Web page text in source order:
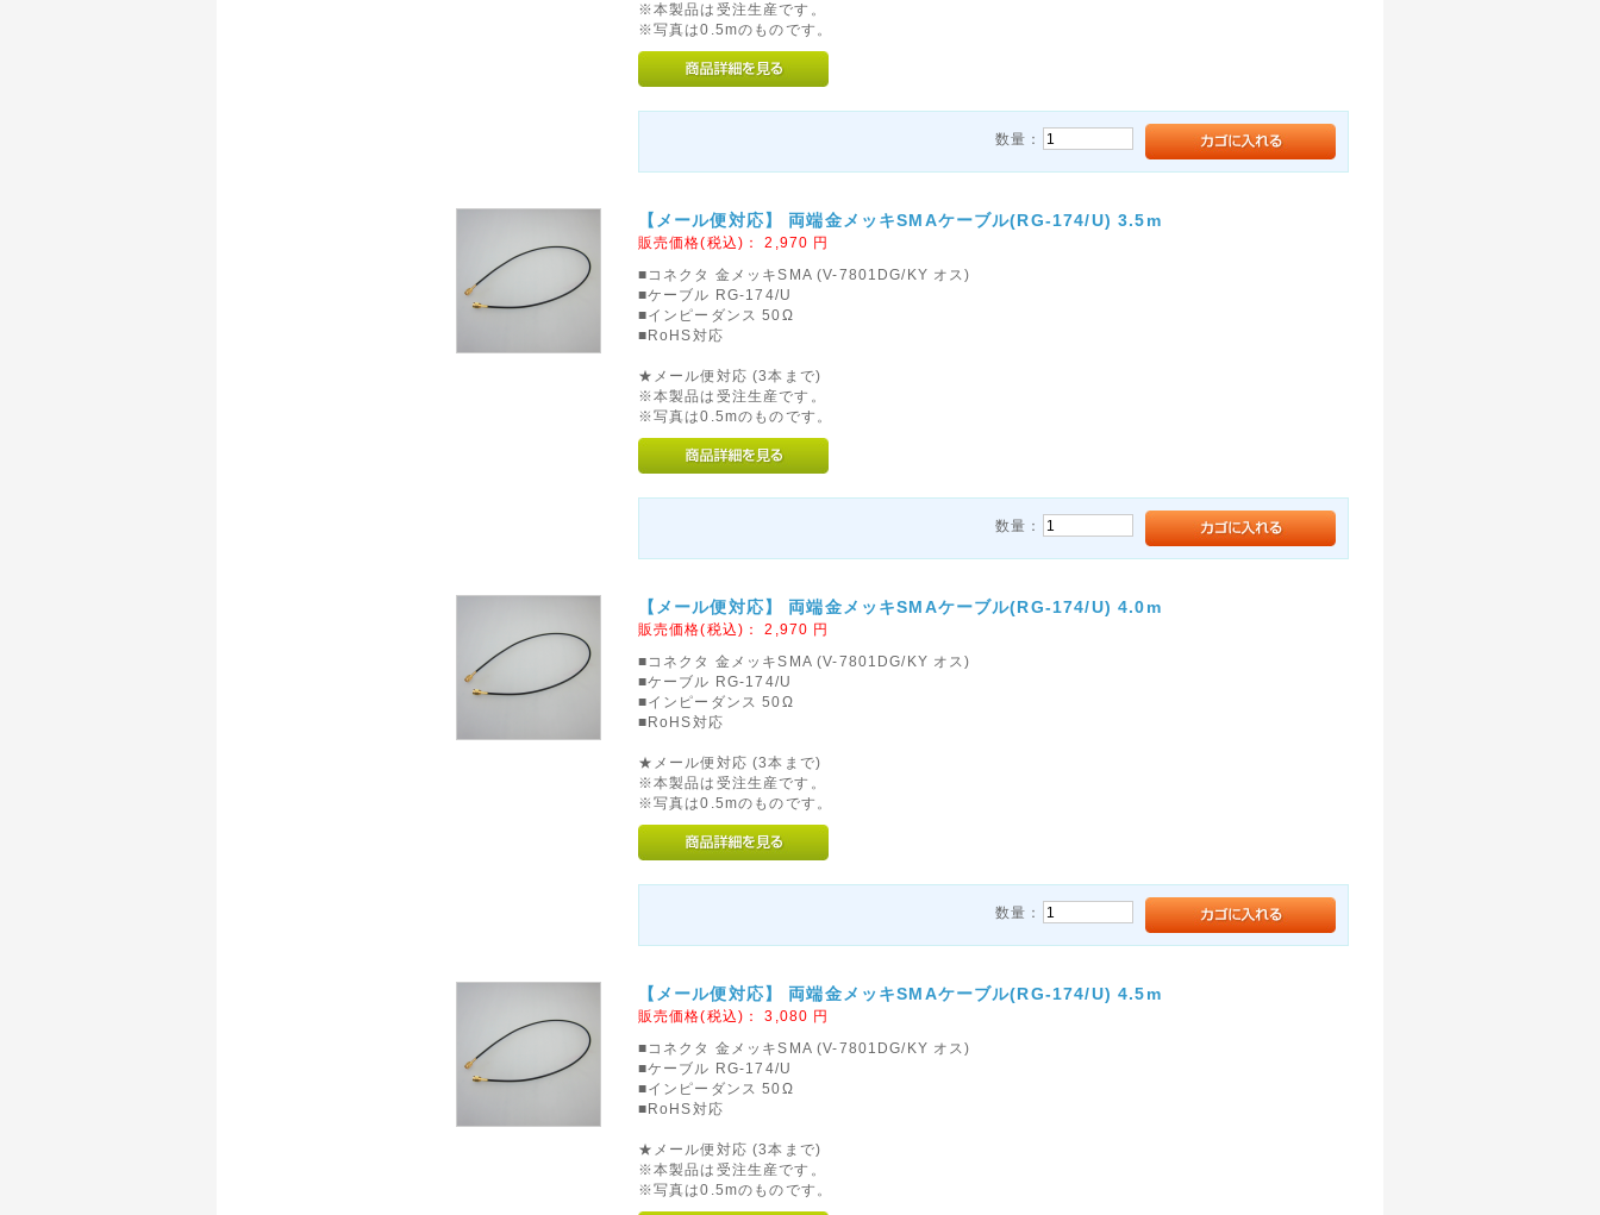
※本製品は受注生産です。
※写真は0.5mのものです。
数量：
【メール便対応】 両端金メッキSMAケーブル(RG-174/U) 3.5m
販売価格(税込)：2,970 円
■コネクタ 金メッキSMA (V-7801DG/KY オス)
■ケーブル RG-174/U
■インピーダンス 50Ω
■RoHS対応
★メール便対応 (3本まで)
※本製品は受注生産です。
※写真は0.5mのものです。
数量：
【メール便対応】 両端金メッキSMAケーブル(RG-174/U) 4.0m
販売価格(税込)：2,970 円
■コネクタ 金メッキSMA (V-7801DG/KY オス)
■ケーブル RG-174/U
■インピーダンス 50Ω
■RoHS対応
★メール便対応 (3本まで)
※本製品は受注生産です。
※写真は0.5mのものです。
数量：
【メール便対応】 両端金メッキSMAケーブル(RG-174/U) 4.5m
販売価格(税込)：3,080 円
■コネクタ 金メッキSMA (V-7801DG/KY オス)
■ケーブル RG-174/U
■インピーダンス 50Ω
■RoHS対応
★メール便対応 (3本まで)
※本製品は受注生産です。
※写真は0.5mのものです。